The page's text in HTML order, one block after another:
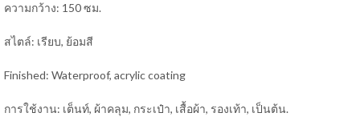
ความกว้าง: 150 ซม.
สไตล์: เรียบ, ย้อมสี
Finished: Waterproof, acrylic coating
การใช้งาน: เต็นท์, ผ้าคลุม, กระเป๋า, เสื้อผ้า, รองเท้า, เป็นต้น.